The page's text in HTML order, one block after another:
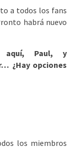
a todos los fans
habrá nuevo
aquí, Paul, y
¿Hay opciones
los miembros